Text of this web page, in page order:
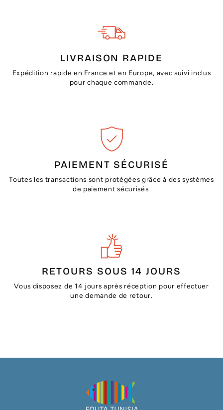
LIVRAISON RAPIDE
Expédition rapide en France et en Europe, avec suivi inclus
pour chaque commande.
PAIEMENT SÉCURISÉ
Toutes les transactions sont protégées grâce à des systèmes
de paiement sécurisés.
RETOURS SOUS 14 JOURS
Vous disposez de 14 jours après réception pour effectuer
une demande de retour.